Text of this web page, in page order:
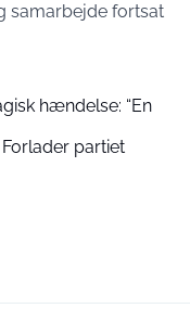
samarbejde fortsat
hændelse: “En
partiet